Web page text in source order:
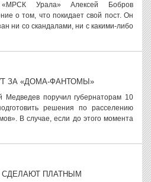
«МРСК Урала» Алексей Бобров
о том, что покидает свой пост. Он
ни со скандалами, ни с какими-либо
ЗА «ДОМА-ФАНТОМЫ»
Медведев поручил губернаторам 10
решения по расселению
В случае, если до этого момента
СДЕЛАЮТ ПЛАТНЫМ